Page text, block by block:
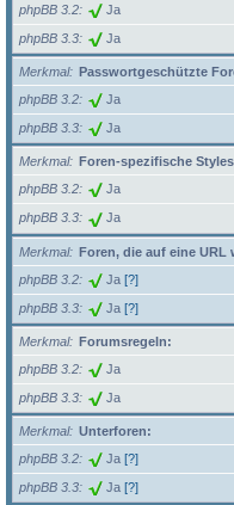
phpBB 3.2
Ja
phpBB 3.3 Ja
Merkmal
Passwortgeschützte
phpBB 3.2
Ja
phpBB 3.3 Ja
Merkmal
Foren-spezifische
phpBB 3.2
Ja
phpBB 3.3 Ja
Merkmal
Foren, die auf eine URL
phpBB 3.2
Ja [?]
phpBB 3.3 Ja [?]
Merkmal
Forumsregeln:
phpBB 3.2
Ja
phpBB 3.3 Ja
Merkmal
Unterforen:
phpBB 3.2
Ja [?]
phpBB 3.3 Ja [?]